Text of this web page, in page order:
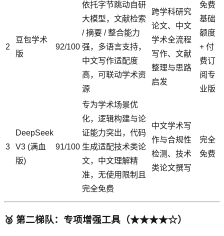
2
豆包学术
版
92/100
依托字节跳动自研
大模型，文献检索
/ 摘要 / 整合能力
强，多语言支持，
中文写作适配度
高，可联动学术资
源
跨学科研究
论文、中文
学术全流程
写作、文献
整理与思路
启发
免费
基础
额度
+ 付
费订
阅专
业版
3
DeepSeek
V3 (满血
版)
91/100
专为学术场景优
化，逻辑构建与论
证能力突出，代码
生成适配技术类论
文，中文理解精
准，无使用限制且
完全免费
中文学术写
作与合规性
检测、技术
类论文撰写
完全
免费
🥈 第二梯队：专项增强工具（★★★★☆）